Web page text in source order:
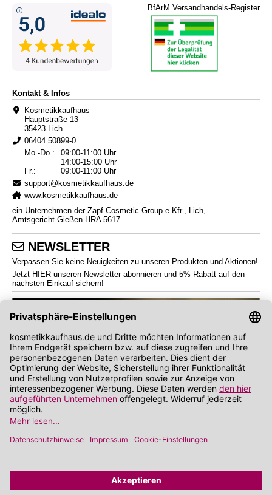
BfArM Versandhandels-Register
Kontakt & Infos
Kosmetikkaufhaus
Hauptstraße 13
35423 Lich
06404 50899-0
Mo.-Do.:
09:00-11:00 Uhr
14:00-15:00 Uhr
Fr.:
09:00-11:00 Uhr
support@kosmetikkaufhaus.de
www.kosmetikkaufhaus.de
ein Unternehmen der Zapf Cosmetic Group e.Kfr., Lich,
Amtsgericht Gießen HRA 5617
NEWSLETTER
Verpassen Sie keine Neuigkeiten zu unseren Produkten und Aktionen!
Jetzt HIER unseren Newsletter abonnieren und 5% Rabatt auf den
nächsten Einkauf sichern!
*
Angabe zu Rabatt und Preisnachlass bezieht sich auf die Preisempfehlung des
**
Wir nutzen Trusted Shops als unabhängigen Dienstleister für die Einholung von
Bewertungen. Trusted Shops hat Maßnahmen getroffen, um sicherzustellen, dass es